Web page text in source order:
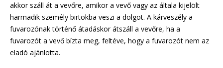
akkor száll át a vevőre, amikor a vevő vagy az általa kijelölt
harmadik személy birtokba veszi a dolgot. A kárveszély a
fuvarozónak történő átadáskor átszáll a vevőre, ha a
fuvarozót a vevő bízta meg, feltéve, hogy a fuvarozót nem az
eladó ajánlotta.